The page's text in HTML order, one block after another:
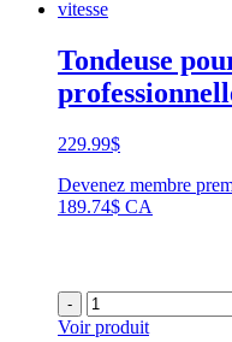
Tondeuse
229.99$
Devenez membre
189.74$ CA
-
Voir produit